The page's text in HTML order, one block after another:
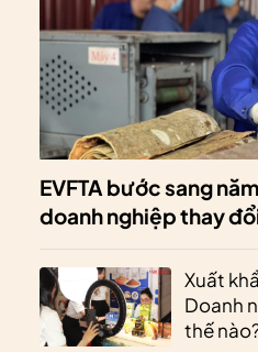
EVFTA bước sang
doanh nghiệp thay
Xuất
Doanh
thế